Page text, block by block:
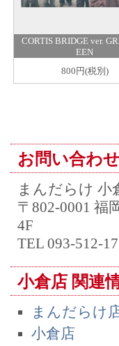
CORTIS BRIDGE ver.
EEN
800円(税別)
お問い合わ
まんだらけ 小
〒802-0001 福
4F
TEL 093-512-
小倉店 関連
まんだらけ
小倉店